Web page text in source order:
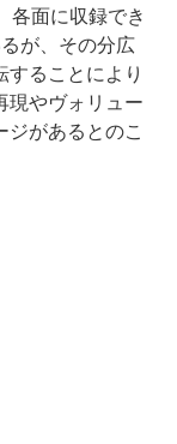
各面に収録でき
が、その分広
することにより
現やヴォリュー
ジがあるとのこ